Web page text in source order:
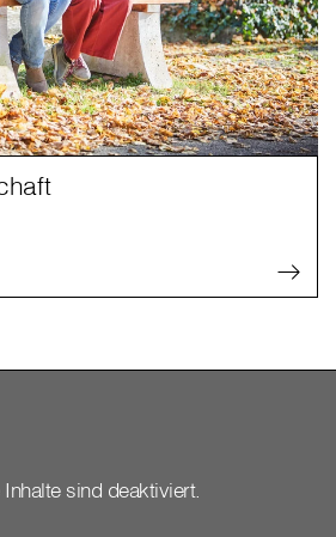
Inhalte sind deaktiviert.